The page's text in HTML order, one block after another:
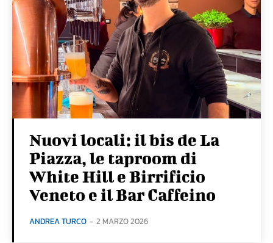
Nuovi locali: il bis de La
Piazza, le taproom di
White Hill e Birrificio
Veneto e il Bar Caffeino
ANDREA TURCO - 2 MARZO 2026